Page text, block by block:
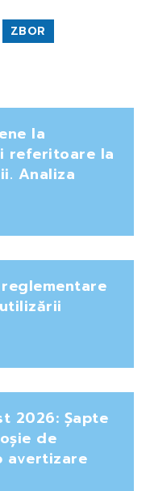
ZBOR
la
referitoare la
Analiza
2026: Șapte
de
avertizare